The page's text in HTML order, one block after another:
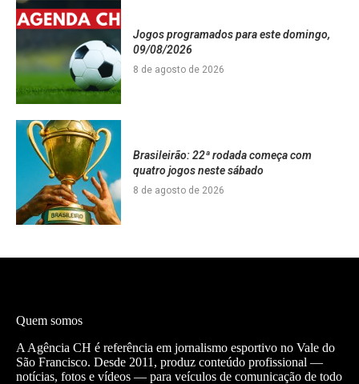
Jogos programados para este domingo,
09/08/2026
8 de agosto de 2026
Brasileirão: 22ª rodada começa com
quatro jogos neste sábado
8 de agosto de 2026
Quem somos
A Agência CH é referência em jornalismo esportivo no Vale do
São Francisco. Desde 2011, produz conteúdo profissional —
notícias, fotos e vídeos — para veículos de comunicação de todo